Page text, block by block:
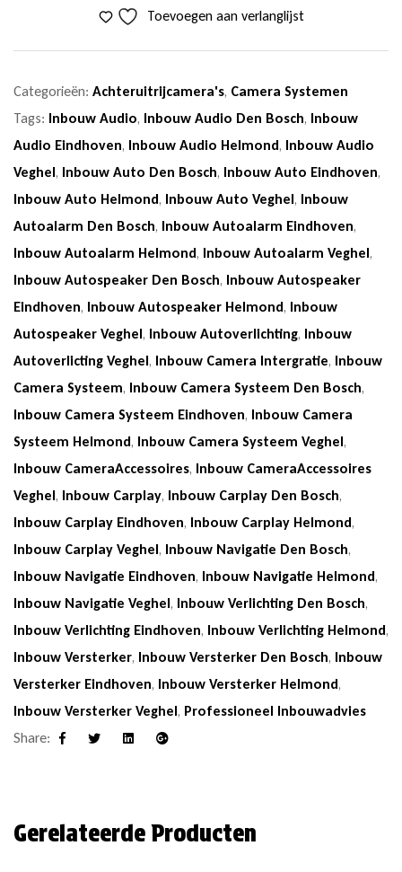
Toevoegen aan verlanglijst
Categorieën: Achteruitrijcamera's, Camera Systemen
Tags: Inbouw Audio, Inbouw Audio Den Bosch, Inbouw
Audio Eindhoven, Inbouw Audio Helmond, Inbouw Audio
Veghel, Inbouw Auto Den Bosch, Inbouw Auto Eindhoven,
Inbouw Auto Helmond, Inbouw Auto Veghel, Inbouw
Autoalarm Den Bosch, Inbouw Autoalarm Eindhoven,
Inbouw Autoalarm Helmond, Inbouw Autoalarm Veghel,
Inbouw Autospeaker Den Bosch, Inbouw Autospeaker
Eindhoven, Inbouw Autospeaker Helmond, Inbouw
Autospeaker Veghel, Inbouw Autoverlichting, Inbouw
Autoverlicting Veghel, Inbouw Camera Intergratie, Inbouw
Camera Systeem, Inbouw Camera Systeem Den Bosch,
Inbouw Camera Systeem Eindhoven, Inbouw Camera
Systeem Helmond, Inbouw Camera Systeem Veghel,
Inbouw CameraAccessoires, Inbouw CameraAccessoires
Veghel, Inbouw Carplay, Inbouw Carplay Den Bosch,
Inbouw Carplay Eindhoven, Inbouw Carplay Helmond,
Inbouw Carplay Veghel, Inbouw Navigatie Den Bosch,
Inbouw Navigatie Eindhoven, Inbouw Navigatie Helmond,
Inbouw Navigatie Veghel, Inbouw Verlichting Den Bosch,
Inbouw Verlichting Eindhoven, Inbouw Verlichting Helmond,
Inbouw Versterker, Inbouw Versterker Den Bosch, Inbouw
Versterker Eindhoven, Inbouw Versterker Helmond,
Inbouw Versterker Veghel, Professioneel Inbouwadvies
Share:
Gerelateerde Producten